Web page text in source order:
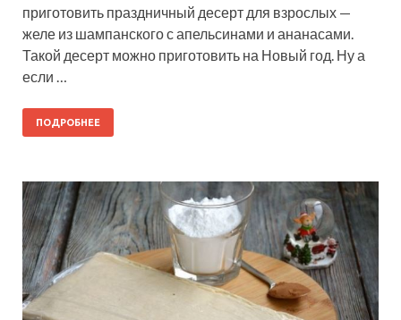
приготовить праздничный десерт для взрослых —
желе из шампанского с апельсинами и ананасами.
Такой десерт можно приготовить на Новый год. Ну а
если …
ПОДРОБНЕЕ